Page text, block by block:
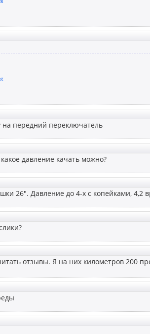
на передний переключатель
давление качать можно?
26". Давление до 4-х с копейками, 4,2
отзывы. Я на них километров 200